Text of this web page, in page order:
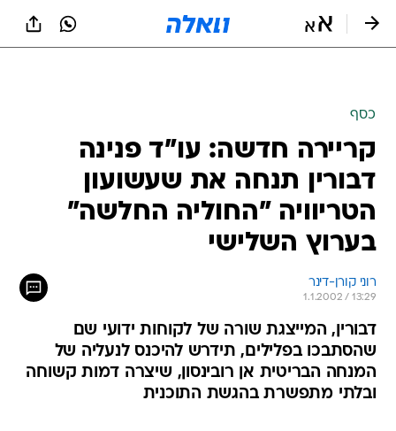
כסף
קריירה חדשה: עו"ד פנינה
דבורין תנחה את שעשועון
הטריוויה "החוליה החלשה"
בערוץ השלישי
רוני קורן-דינר
1.1.2002 / 13:29
דבורין, המייצגת שורה של לקוחות ידועי שם
שהסתבכו בפלילים, תידרש להיכנס לנעליה של
המנחה הבריטית אן רובינסון, שיצרה דמות קשוחה
ובלתי מתפשרת בהגשת התוכנית